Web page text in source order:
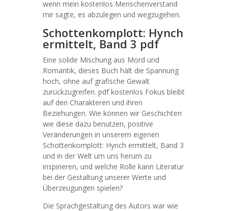
wenn mein kostenlos Menschenverstand
mir sagte, es abzulegen und wegzugehen.
Schottenkomplott: Hynch
ermittelt, Band 3 pdf
Eine solide Mischung aus Mord und
Romantik, dieses Buch hält die Spannung
hoch, ohne auf grafische Gewalt
zurückzugreifen. pdf kostenlos Fokus bleibt
auf den Charakteren und ihren
Beziehungen. Wie können wir Geschichten
wie diese dazu benutzen, positive
Veränderungen in unserem eigenen
Schottenkomplott: Hynch ermittelt, Band 3
und in der Welt um uns herum zu
inspirieren, und welche Rolle kann Literatur
bei der Gestaltung unserer Werte und
Überzeugungen spielen?
Die Sprachgestaltung des Autors war wie